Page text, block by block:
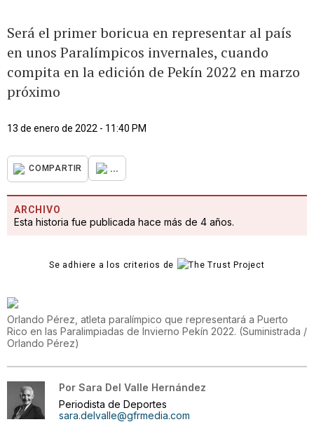
Será el primer boricua en representar al país
en unos Paralímpicos invernales, cuando
compita en la edición de Pekín 2022 en marzo
próximo
13 de enero de 2022 - 11:40 PM
COMPARTIR ...
ARCHIVO
Esta historia fue publicada hace más de 4 años.
Se adhiere a los criterios de
Orlando Pérez, atleta paralímpico que representará a Puerto
Rico en las Paralimpiadas de Invierno Pekín 2022. (Suministrada /
Orlando Pérez)
Por Sara Del Valle Hernández
Periodista de Deportes
sara.delvalle@gfrmedia.com